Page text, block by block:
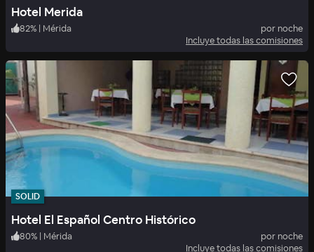
Hotel Merida
82% | Mérida
por noche
Incluye todas las comisiones
SOLID
Hotel El Español Centro Histórico
80% | Mérida
por noche
Incluye todas las comisiones